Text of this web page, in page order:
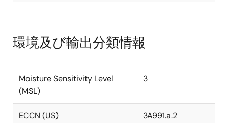
環境及び輸出分類情報
Moisture Sensitivity Level
(MSL)
3
ECCN (US) 3A991.a.2